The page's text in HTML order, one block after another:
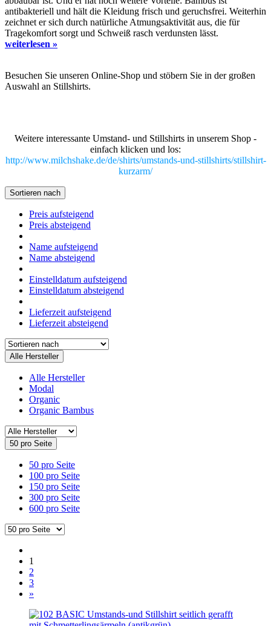
antibakteriell und hält die Kleidung frisch und geruchsfrei. Weiterhin
zeichnet er sich durch natürliche Atmungsaktivität aus, die für
Tragekomfort sorgt und Schweiß rasch verdunsten lässt.
weiterlesen »
Besuchen Sie unseren Online-Shop und stöbern Sie in der großen
Auswahl an Stillshirts.
Weitere interessante Umstand- und Stillshirts in unserem Shop -
einfach klicken und los:
http://www.milchshake.de/de/shirts/umstands-und-stillshirts/stillshirt-
kurzarm/
Sortieren nach
Preis aufsteigend
Preis absteigend
Name aufsteigend
Name absteigend
Einstelldatum aufsteigend
Einstelldatum absteigend
Lieferzeit aufsteigend
Lieferzeit absteigend
Alle Hersteller
Alle Hersteller
Modal
Organic
Organic Bambus
50 pro Seite
50 pro Seite
100 pro Seite
150 pro Seite
300 pro Seite
600 pro Seite
1
2
3
»